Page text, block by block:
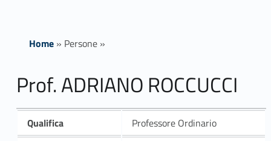
Home» Persone»
Prof. ADRIANO ROCCUCCI
Qualifica
Professore Ordinario